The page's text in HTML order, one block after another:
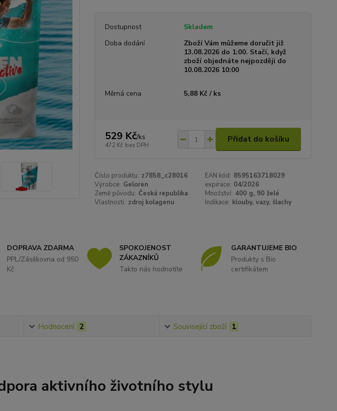
Dostupnost
Skladem
Doba dodání
Zboží Vám můžeme doručit již
13.08.2026 do 1:00. Stačí, když
zboží objednáte nejpozději do
10.08.2026 10:00
Měrná cena 5,88 Kč / ks
529 Kč/ks
472 Kč bez DPH
Přidat do košíku
Číslo produktu: z7858_c28016 EAN kód: 8595163718029
Výrobce: Geloren expirace: 04/2026
Země původu: Česká republika Množství: 400 g, 90 želé
Vlastnosti: zdroj kolagenu Indikace: klouby, vazy, šlachy
DOPRAVA ZDARMA
PPL/Zásilkovna od 950
Kč
SPOKOJENOST
ZÁKAZNÍKŮ
Takto nás hodnotíte
GARANTUJEME BIO
Produkty s Bio
certifikátem
Hodnocení 2 Související zboží 1
aktivního životního stylu